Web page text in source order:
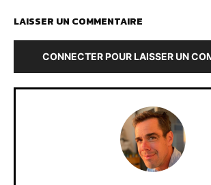
LAISSER UN COMMENTAIRE
CONNECTER POUR LAISSER UN